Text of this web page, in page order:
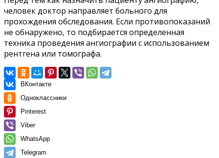
человек доктор направляет больного для
прохождения обследования. Если противопоказаний
не обнаружено, то подбирается определенная
техника проведения ангиографии с использованием
рентгена или томографа.
ВКонтакте
Одноклассники
Pinterest
Viber
WhatsApp
Telegram